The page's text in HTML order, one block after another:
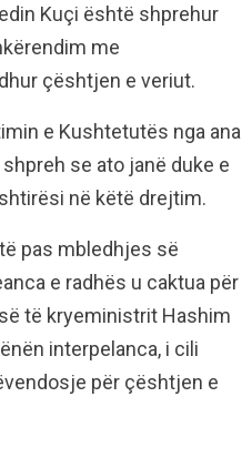
Kuçi është shprehur
me
çështjen e veriut.
e Kushtetutës nga ana
se ato janë duke e
në këtë drejtim.
pas mbledhjes së
e radhës u caktua për
të kryeministrit Hashim
interpelanca, i cili
për çështjen e